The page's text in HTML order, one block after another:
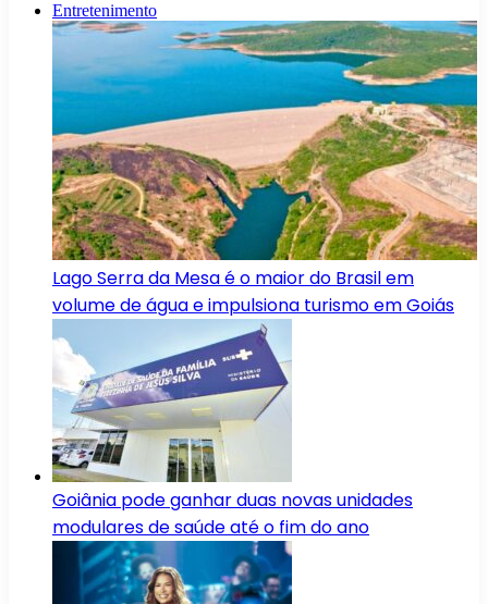
Entretenimento
Lago Serra da Mesa é o maior do Brasil em
volume de água e impulsiona turismo em Goiás
Goiânia pode ganhar duas novas unidades
modulares de saúde até o fim do ano